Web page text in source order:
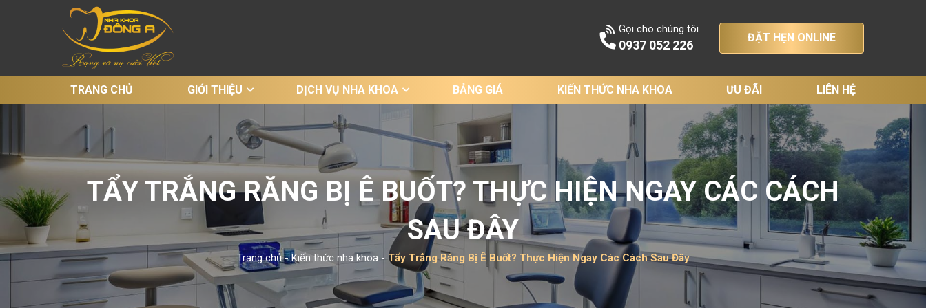
Gọi cho chúng tôi
0937 052 226
ĐẶT HẸN ONLINE
TRANG CHỦ GIỚI THIỆU DỊCH VỤ NHA KHOA BẢNG GIÁ KIẾN THỨC NHA KHOA ƯU ĐÃI LIÊN HỆ
TẨY TRẮNG RĂNG BỊ Ê BUỐT? THỰC HIỆN NGAY CÁC CÁCH
SAU ĐÂY
Trang chủ-Kiến thức nha khoa- Tẩy Trắng Răng Bị Ê Buốt? Thực Hiện Ngay Các Cách Sau Đây